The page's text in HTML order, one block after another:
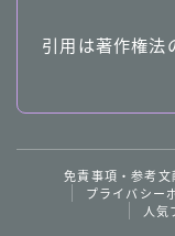
引用は著作権法
免責事項・参考文
プライバシー
人気